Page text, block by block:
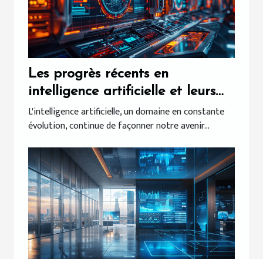
Les progrès récents en
intelligence artificielle et leurs
applications pratiques
L'intelligence artificielle, un domaine en constante
évolution, continue de façonner notre avenir...